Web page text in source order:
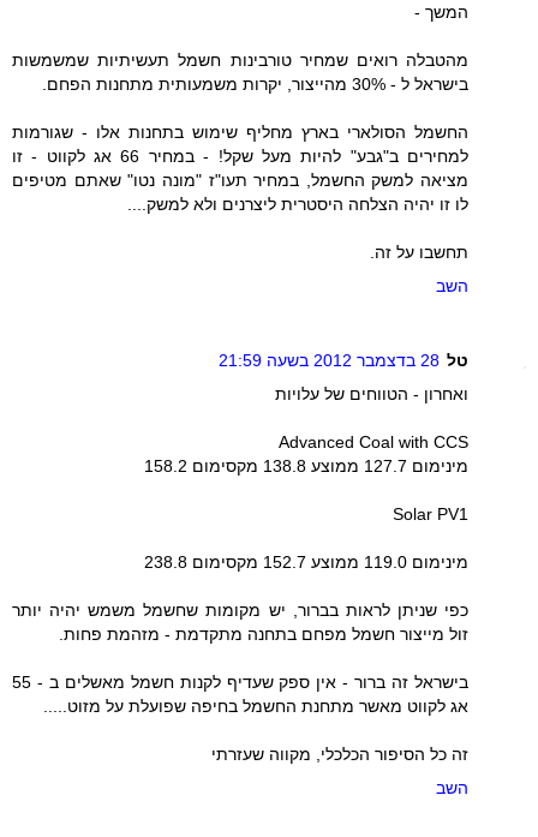
המשך -
מהטבלה רואים שמחיר טורבינות חשמל תעשיתיות שמשמשות
בישראל ל - 30% מהייצור, יקרות משמעותית מתחנות הפחם.
החשמל הסולארי בארץ מחליף שימוש בתחנות אלו - שגורמות
למחירים ב"גבע" להיות מעל שקל! - במחיר 66 אג לקווט - זו
מציאה למשק החשמל, במחיר תעו"ז "מונה נטו" שאתם מטיפים
לו זו יהיה הצלחה היסטרית ליצרנים ולא למשק....
תחשבו על זה.
השב
טל 28 בדצמבר 2012 בשעה 21:59
ואחרון - הטווחים של עלויות
Advanced Coal with CCS
מינימום 127.7 ממוצע 138.8 מקסימום 158.2
Solar PV1
מינימום 119.0 ממוצע 152.7 מקסימום 238.8
כפי שניתן לראות בברור, יש מקומות שחשמל משמש יהיה יותר
זול מייצור חשמל מפחם בתחנה מתקדמת - מזהמת פחות.
בישראל זה ברור - אין ספק שעדיף לקנות חשמל מאשלים ב - 55
אג לקווט מאשר מתחנת החשמל בחיפה שפועלת על מזוט.....
זה כל הסיפור הכלכלי, מקווה שעזרתי
השב